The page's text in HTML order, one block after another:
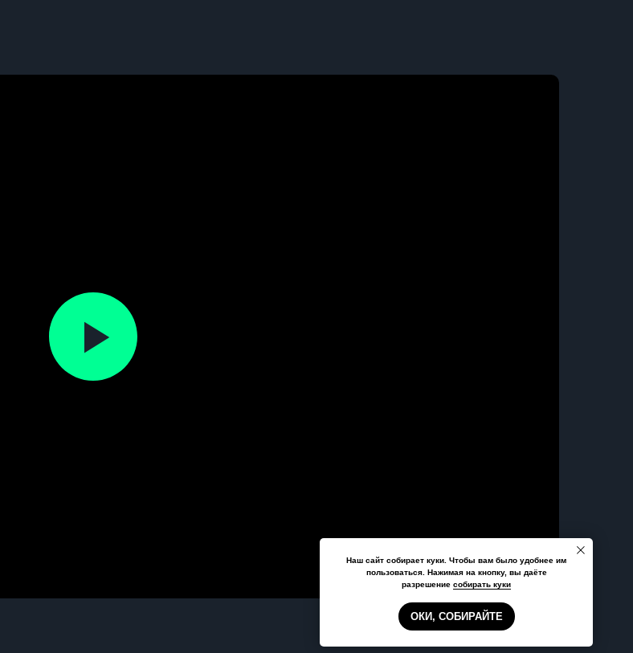
Наш сайт собирает куки. Чтобы вам было удобнее им
пользоваться. Нажимая на кнопку, вы даёте
разрешение собирать куки
ОКИ, СОБИРАЙТЕ